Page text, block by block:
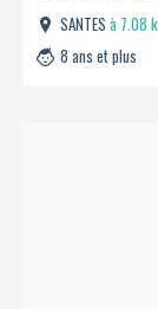
SANTESà 7.08
8 ans et plus